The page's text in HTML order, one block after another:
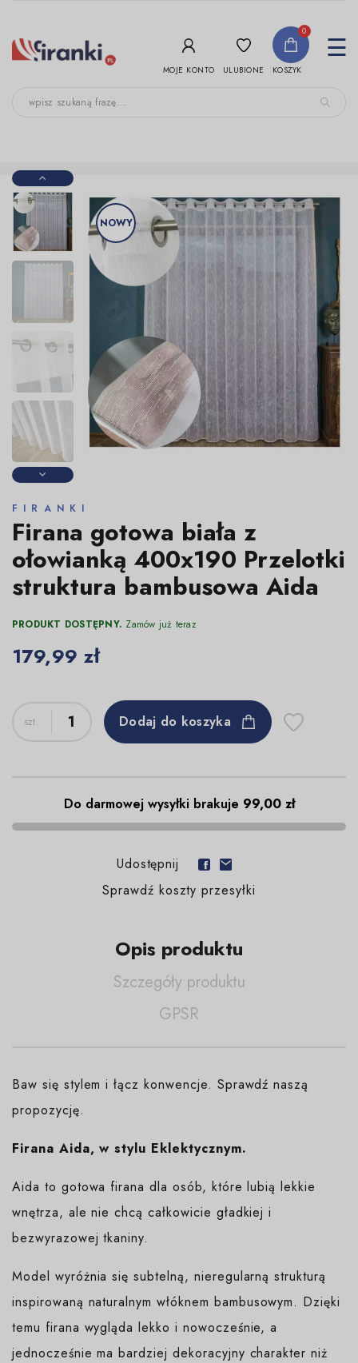
MOJE KONTO ULUBIONE
0
KOSZYK
☰
NOWY
FIRANKI
Firana gotowa biała z
ołowianką 400x190 Przelotki
struktura bambusowa Aida
PRODUKT DOSTĘPNY. Zamów już teraz
179,99 zł
Dodaj do koszyka
Do darmowej wysyłki brakuje 99,00 zł
Udostępnij
Sprawdź koszty przesyłki
Opis produktu
Szczegóły produktu
GPSR
Baw się stylem i łącz konwencje. Sprawdź naszą
propozycję.
Firana Aida, w stylu Eklektycznym.
Aida to gotowa firana dla osób, które lubią lekkie
wnętrza, ale nie chcą całkowicie gładkiej i
bezwyrazowej tkaniny.
Model wyróżnia się subtelną, nieregularną strukturą
inspirowaną naturalnym włóknem bambusowym. Dzięki
temu firana wygląda lekko i nowocześnie, a
jednocześnie ma bardziej dekoracyjny charakter niż